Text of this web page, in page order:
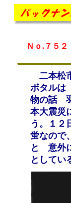
Ｎｏ.７５２
二本松
ボタルは
物の話
本大震災
う。１２
蛍なので
と 意外
としてい